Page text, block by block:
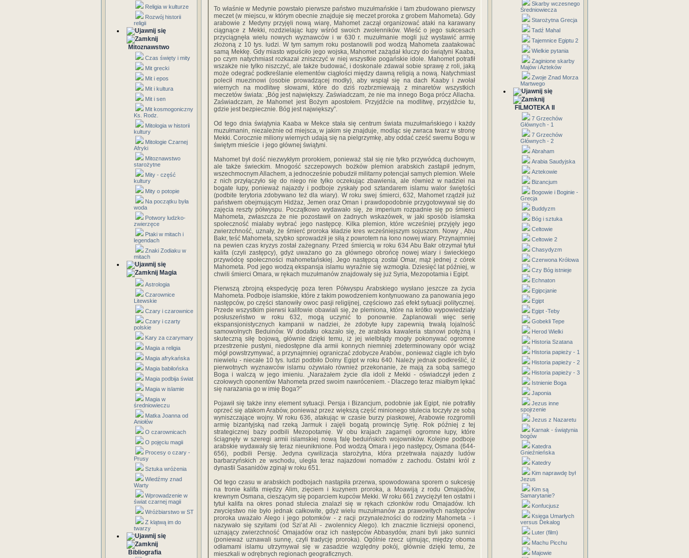
Religia w kulturze
Rozwój historii
religii
Mitoznawstwo
Czas święty i mity
Mit grecki
Mit i epos
Mit i kultura
Mit i sen
Mit kosmogoniczny
Ks. Rodz.
Mitologia w historii
kultury
Mitologie Czarnej
Afryki
Mitoznawstwo
starożytne
Mity - część
kultury
Mity o potopie
Na początku była
woda
Potwory ludzko-
zwierzęce
Ptaki w mitach i
legendach
Znaki Zodiaku w
mitach
Magia
Astrologia
Czarownice
Litewskie
Czary i czarownice
Czary i czarty
polskie
Kary za czarymary
Magia a religia
Magia afrykańska
Magia babilońska
Magia podbija świat
Magia w islamie
Magia w
średniowieczu
Matka Joanna od
Aniołów
O czarownicach
O pojęciu magii
Procesy o czary -
Prusy
Sztuka wróżenia
Wiedźmy znad
Warty
Wprowadzenie w
świat czarnej magii
Wróżbiarstwo w ST
Z klątwą im do
twarzy
Bibliografia
To właśnie w Medynie powstało pierwsze państwo muzułmańskie i tam zbudowano pierwszy
meczet (w miejscu, w którym obecnie znajduje się meczet proroka z grobem Mahometa). Gdy
arabowie z Medyny przyjęli nową wiarę, Mahomet zaczął organizować ataki na karawany
ciągnące z Mekki, rozdzielając łupy wśród swoich zwolenników. Wieść o jego sukcesach
przyciągnęła wielu nowych wyznawców i w 630 r. muzułmanie mogli już wystawić armię
złożoną z 10 tys. ludzi. W tym samym roku postanowili pod wodzą Mahometa zaatakować
samą Mekkę. Gdy miasto wpuściło jego wojska, Mahomet zażądał kluczy do świątyni Kaaba,
po czym natychmiast rozkazał zniszczyć w niej wszystkie pogańskie idole. Mahomet potrafił
wszakże nie tylko niszczyć, ale także budować, i doskonale zdawał sobie sprawę z roli, jaką
może odegrać podkreślanie elementów ciągłości między dawną religią a nową. Natychmiast
polecił muezinowi (osobie prowadzącej modły), aby wspiął się na dach Kaaby i zwołał
wiernych na modlitwę słowami, które do dziś rozbrzmiewają z minaretów wszystkich
meczetów świata: „Bóg jest największy. Zaświadczam, że nie ma innego Boga prócz Allacha.
Zaświadczam, że Mahomet jest Bożym apostołem. Przyjdźcie na modlitwę, przyjdźcie tu,
gdzie jest bezpiecznie. Bóg jest największy”.
Od tego dnia świątynia Kaaba w Mekce stała się centrum świata muzułmańskiego i każdy
muzułmanin, niezależnie od miejsca, w jakim się znajduje, modląc się zwraca twarz w stronę
Mekki. Corocznie miliony wiernych udają się na pielgrzymkę, aby oddać cześć swemu Bogu w
świętym mieście i jego głównej świątyni.
Mahomet był dość niezwykłym prorokiem, ponieważ stał się nie tylko przywódcą duchowym,
ale także świeckim. Mnogość szczepowych bożków plemion arabskich zastąpił jednym,
wszechmocnym Allachem, a jednocześnie pobudził militarny potencjał samych plemion. Wiele
z nich przyłączyło się do niego nie tylko oczekując zbawienia, ale również w nadziei na
bogate łupy, ponieważ najazdy i podboje zyskały pod sztandarem islamu walor świętości
(podbite terytoria zdobywano też dla wiary). W roku swej śmierci, 632, Mahomet rządził już
państwem obejmującym Hidżaz, Jemen oraz Oman i prawdopodobnie przygotowywał się do
zajęcia reszty półwyspu. Początkowo wydawało się, że imperium rozpadnie się po śmierci
Mahometa, zwłaszcza że nie pozostawił on żadnych wskazówek, w jaki sposób islamska
społeczność miałaby wybrać jego następcę. Kilka plemion, które wcześniej przyjęły jego
zwierzchność, uznały, że śmierć proroka kładzie kres wcześniejszym sojuszom. Nowy , Abu
Bakr, teść Mahometa, szybko sprowadził je siłą z powrotem na łono nowej wiary. Przynajmniej
na pewien czas kryzys został zażegnany. Przed śmiercią w roku 634 Abu Bakr otrzymał tytuł
kalifa (czyli zastępcy), gdyż uważano go za głównego obrońcę nowej wiary i świeckiego
przywódcę społeczności mahometańskiej. Jego następcą został Omar, mąż jednej z córek
Mahometa. Pod jego wodzą ekspansja islamu wyraźnie się wzmogła. Dziesięć lat później, w
chwili śmierci Omara, w rękach muzułmanów znajdowały się już Syria, Mezopotamia i Egipt.
Pierwszą zbrojną ekspedycję poza teren Półwyspu Arabskiego wysłano jeszcze za życia
Mahometa. Podboje islamskie, które z takim powodzeniem kontynuowano za panowania jego
następców, po części stanowiły owoc pasji religijnej, częściowo zaś efekt sytuacji politycznej.
Przede wszystkim pierwsi kalifowie obawiali się, że plemiona, które na krótko wypowiedziały
posłuszeństwo w roku 632, mogą uczynić to ponownie. Zaplanowali więc serię
ekspansjonistycznych kampanii w nadziei, że zdobyte łupy zapewnią trwałą lojalność
samowolnych Beduinów. W dodatku okazało się, że arabska kawaleria stanowi potężną i
skuteczną siłę bojową, głównie dzięki temu, iż jej wielbłądy mogły pokonywać ogromne
przestrzenie pustyni, niedostępne dla armii konnych niemniej zdeterminowany opór wciąż
mógł powstrzymywać, a przynajmniej ograniczać zdobycze Arabów., ponieważ ciągle ich było
niewielu - niecałe 10 tys. ludzi podbiło Dolny Egipt w roku 640. Należy jednak podkreślić, iż
pierwotnych wyznawców islamu ożywiało również przekonanie, że mają za sobą samego
Boga i walczą w jego imieniu. „Narażałem życie dla idoli z Mekki - oświadczył jeden z
czołowych oponentów Mahometa przed swoim nawróceniem. - Dlaczego teraz miałbym lękać
się narażania go w imię Boga?”
Pojawił się także inny element sytuacji. Persja i Bizancjum, podobnie jak Egipt, nie potrafiły
oprzeć się atakom Arabów, ponieważ przez większą część minionego stulecia toczyły ze sobą
wyniszczające wojny. W roku 636, atakując w czasie burzy piaskowej, Arabowie rozgromili
armię bizantyjską nad rzeką Jarmuk i zajęli bogatą prowincję Syrię. Rok później z tej
strategicznej bazy podbili Mezopotamię. W obu krajach zagarnęli ogromne łupy, które
ściągnęły w szeregi armii islamskiej nową falę beduińskich wojowników. Kolejne podboje
arabskie wydawały się teraz nieuniknione. Pod wodzą Omara i jego następcy, Osmana (644-
656), podbili Persję. Jedyna cywilizacja starożytna, która przetrwała najazdy ludów
barbarzyńskich ze wschodu, uległa teraz najazdowi nomadów z zachodu. Ostatni król z
dynastii Sasanidów zginął w roku 651.
Od tego czasu w arabskich podbojach nastąpiła przerwa, spowodowana sporem o sukcesję
na tronie kalifa między Alim, zięciem i kuzynem proroka, a Moawiją z rodu Omajadów,
krewnym Osmana, cieszącym się poparciem kupców Mekki. W roku 661 zwyciężył ten ostatni i
tytuł kalifa na okres ponad stulecia znalazł się w rękach członków rodu Omajadów. Ich
zwycięstwo nie było jednak całkowite, gdyż wielu muzułmanów za prawowitych następców
proroka uważało Alego i jego potomków - z racji przynależności do rodziny Mahometa - i
nazywało się szyitami (od Szi’at Ali - zwolennicy Alego). Ich znacznie liczniejsi oponenci,
uznający zwierzchność Omajadów oraz ich następców Abbasydów, znani byli jako sunnici
(ponieważ uznawali sunnę, czyli tradycję proroka). Ogólnie rzecz ujmując, między oboma
odłamami islamu utrzymywał się w zasadzie względny pokój, głównie dzięki temu, że
mieszkali w odrębnych regionach geograficznych.
Skarby wczesnego
Średniowiecza
Starożytna Grecja
Tadź Mahal
Tajemnice Egiptu 2
Wielkie pytania
Zaginione skarby
Majów i Azteków
Zwoje Znad Morza
Martwego
FILMOTEKA II
7 Grzechów
Głównych - 1
7 Grzechów
Głównych - 2
Abraham
Arabia Saudyjska
Aztekowie
Bizancjum
Bogowie i Boginie -
Grecja
Buddyzm
Bóg i sztuka
Celtowie
Celtowie 2
Chasydyzm
Czerwona Królowa
Czy Bóg istnieje
Echnaton
Egipcjanie
Egipt
Egipt -Teby
Gobekli Tepe
Herod Wielki
Historia Szatana
Historia papieży - 1
Historia papieży - 2
Historia papieży - 3
Istnienie Boga
Japonia
Jezus inne
spojrzenie
Jezus z Nazaretu
Karnak - świątynia
bogów
Katedra
Gnieźnieńska
Katedry
Kim naprawdę był
Jezus
Kim są
Samarytanie?
Konfucjusz
Księga Umarłych
versus Dekalog
Luter (film)
Machu Picchu
Majowie